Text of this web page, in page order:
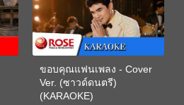
ขอบคุณแฟนเพลง - Cover
Ver. (ซาวด์ดนตรี)
(KARAOKE)